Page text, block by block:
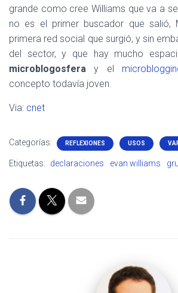
grande como cree Williams que va a
no es el primer buscador que salió,
primera red social que surgió, y sin
del sector, y que hay mucho
microblogosfera y el
concepto todavía joven.
Via: cnet
Categorías: REFLEXIONES USOS
Etiquetas: declaraciones evan williams